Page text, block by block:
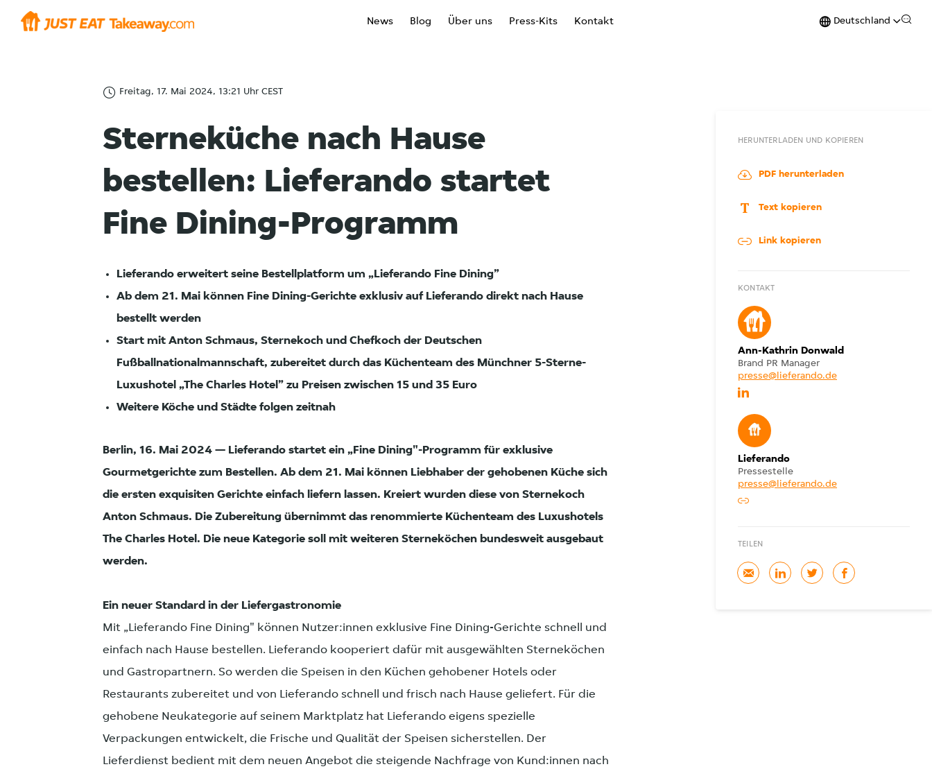
News Blog Über uns Press-Kits Kontakt Deutschland
Freitag, 17. Mai 2024, 13:21 Uhr CEST
Sterneküche nach Hause
bestellen: Lieferando startet
Fine Dining-Programm
Lieferando erweitert seine Bestellplatform um „Lieferando Fine Dining”
Ab dem 21. Mai können Fine Dining-Gerichte exklusiv auf Lieferando direkt nach Hause
bestellt werden
Start mit Anton Schmaus, Sternekoch und Chefkoch der Deutschen
Fußballnationalmannschaft, zubereitet durch das Küchenteam des Münchner 5-Sterne-
Luxushotel „The Charles Hotel” zu Preisen zwischen 15 und 35 Euro
Weitere Köche und Städte folgen zeitnah
Berlin, 16. Mai 2024 — Lieferando startet ein „Fine Dining"-Programm für exklusive
Gourmetgerichte zum Bestellen. Ab dem 21. Mai können Liebhaber der gehobenen Küche sich
die ersten exquisiten Gerichte einfach liefern lassen. Kreiert wurden diese von Sternekoch
Anton Schmaus. Die Zubereitung übernimmt das renommierte Küchenteam des Luxushotels
The Charles Hotel. Die neue Kategorie soll mit weiteren Sterneköchen bundesweit ausgebaut
werden.
Ein neuer Standard in der Liefergastronomie
Mit „Lieferando Fine Dining" können Nutzer:innen exklusive Fine Dining-Gerichte schnell und
einfach nach Hause bestellen. Lieferando kooperiert dafür mit ausgewählten Sterneköchen
und Gastropartnern. So werden die Speisen in den Küchen gehobener Hotels oder
Restaurants zubereitet und von Lieferando schnell und frisch nach Hause geliefert. Für die
gehobene Neukategorie auf seinem Marktplatz hat Lieferando eigens spezielle
Verpackungen entwickelt, die Frische und Qualität der Speisen sicherstellen. Der
Lieferdienst bedient mit dem neuen Angebot die steigende Nachfrage von Kund:innen nach
HERUNTERLADEN UND KOPIEREN
PDF herunterladen
Text kopieren
Link kopieren
KONTAKT
Ann-Kathrin Donwald
Brand PR Manager
presse@lieferando.de
Lieferando
Pressestelle
presse@lieferando.de
TEILEN